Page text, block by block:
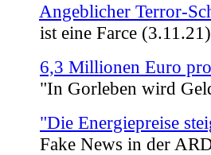
Angeblicher Terror-
ist eine Farce (3.11.21)
6,3 Millionen Euro
"In Gorleben wird
"Die Energiepreise
Fake News in der ARD